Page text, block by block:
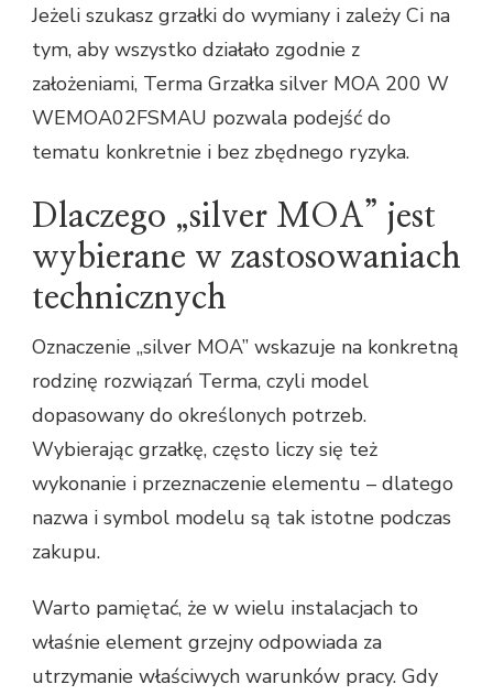
Jeżeli szukasz grzałki do wymiany i zależy Ci na
tym, aby wszystko działało zgodnie z
założeniami, Terma Grzałka silver MOA 200 W
WEMOA02FSMAU pozwala podejść do
tematu konkretnie i bez zbędnego ryzyka.
Dlaczego „silver MOA” jest
wybierane w zastosowaniach
technicznych
Oznaczenie „silver MOA” wskazuje na konkretną
rodzinę rozwiązań Terma, czyli model
dopasowany do określonych potrzeb.
Wybierając grzałkę, często liczy się też
wykonanie i przeznaczenie elementu – dlatego
nazwa i symbol modelu są tak istotne podczas
zakupu.
Warto pamiętać, że w wielu instalacjach to
właśnie element grzejny odpowiada za
utrzymanie właściwych warunków pracy. Gdy